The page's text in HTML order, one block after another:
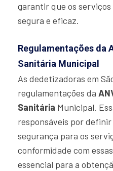
garantir que os
segura e eficaz.
Regulamentações da
Sanitária Municipal
As dedetizadoras em
regulamentações da
Sanitária Municipal.
responsáveis por
segurança para os
conformidade com
essencial para a